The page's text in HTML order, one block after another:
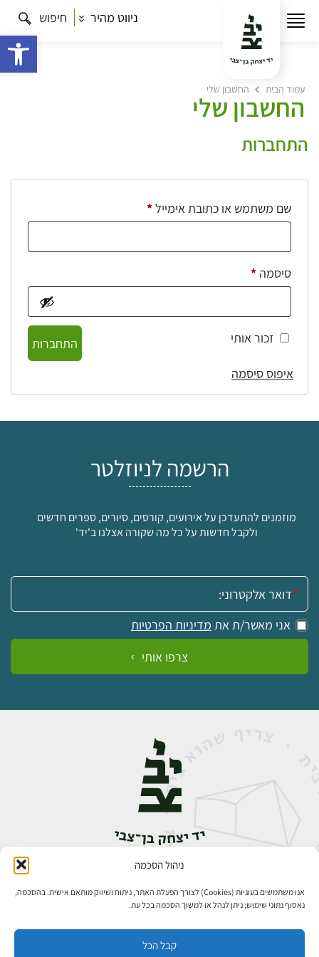
ניהול הסכמה
אנו משתמשים בעוגיות (Cookies) לצורך הפעלת האתר, ניתוח ושיווק מותאם אישית. בהסכמה,
נאסוף נתוני שימוש; ניתן לנהל או למשוך הסכמה בכל עת.
קבל הכל
ניווט מהיר חיפוש
עמוד הבית החשבון שלי
החשבון שלי
התחברות
שם משתמש או כתובת אימייל*חובה
סיסמה *חובה
זכור אותי
התחברות
איפוס סיסמה
הרשמה לניוזלטר
מוזמנים להתעדכן על אירועים, קורסים, סיורים, ספרים חדשים
ולקבל חדשות על כל מה שקורה אצלנו ב'יד'
אימייל:
אני מאשר/ת את מדיניות הפרטיות
צרפו אותי
אבן גבירול 14, רחביה, ירושלים